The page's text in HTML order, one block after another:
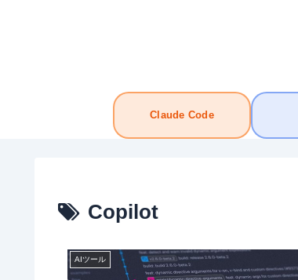
Claude Code
Copilot
AIツール